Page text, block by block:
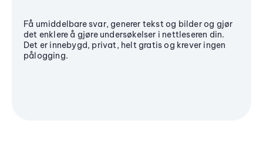
Få umiddelbare svar, generer tekst og bilder og gjør
det enklere å gjøre undersøkelser i nettleseren din.
Det er innebygd, privat, helt gratis og krever ingen
pålogging.